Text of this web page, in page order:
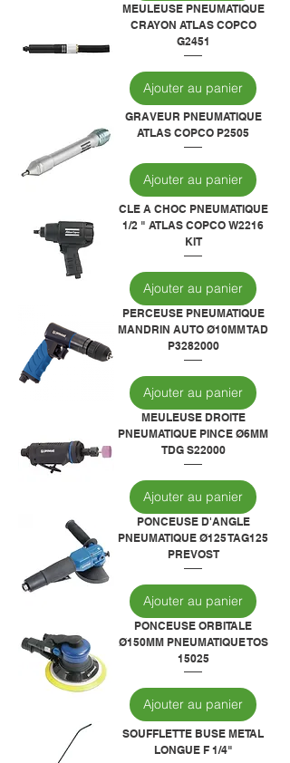
MEULEUSE PNEUMATIQUE
CRAYON ATLAS COPCO
G2451
Ajouter au panier
GRAVEUR PNEUMATIQUE
ATLAS COPCO P2505
Ajouter au panier
CLE A CHOC PNEUMATIQUE
1/2 " ATLAS COPCO W2216
KIT
Ajouter au panier
PERCEUSE PNEUMATIQUE
MANDRIN AUTO Ø10MM TAD
P3282000
Ajouter au panier
MEULEUSE DROITE
PNEUMATIQUE PINCE Ø6MM
TDG S22000
Ajouter au panier
PONCEUSE D'ANGLE
PNEUMATIQUE Ø125 TAG125
PREVOST
Ajouter au panier
PONCEUSE ORBITALE
Ø150MM PNEUMATIQUE TOS
15025
Ajouter au panier
SOUFFLETTE BUSE METAL
LONGUE F 1/4"